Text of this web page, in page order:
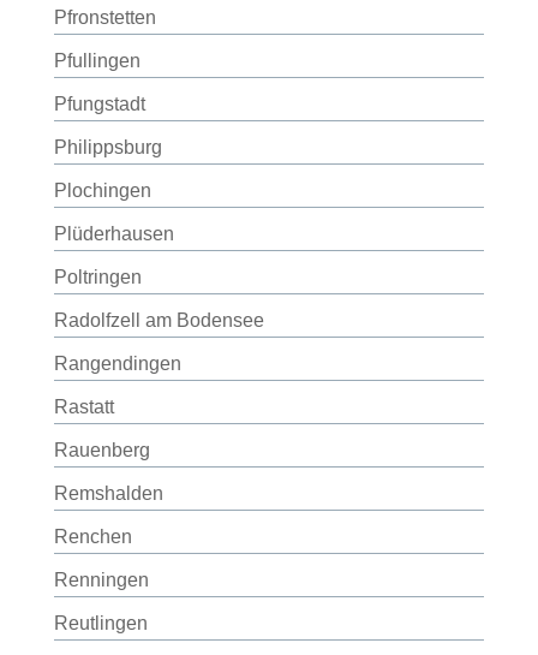
Pfronstetten
Pfullingen
Pfungstadt
Philippsburg
Plochingen
Plüderhausen
Poltringen
Radolfzell am Bodensee
Rangendingen
Rastatt
Rauenberg
Remshalden
Renchen
Renningen
Reutlingen